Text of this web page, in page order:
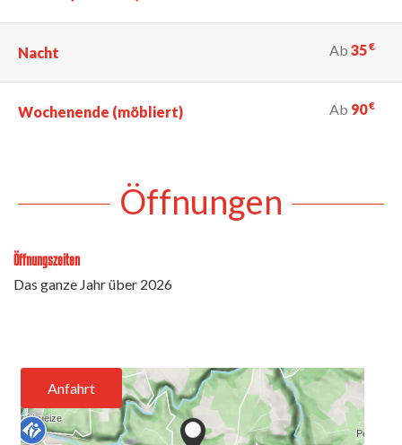
Nacht Ab 35€
Wochenende (möbliert) Ab 90€
Öffnungen
Öffnungszeiten
Das ganze Jahr über 2026
Anfahrt